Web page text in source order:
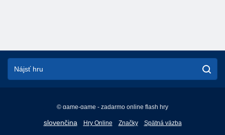
© game-game - zadarmo online flash hry
slovenčina
English
Hry Online Značky Spätná väzba